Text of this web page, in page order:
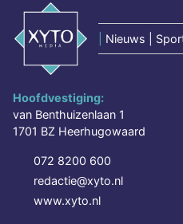
Nieuws |
Hoofdvestiging:
van Benthuizenlaan 1
1701 BZ Heerhugowaard
072 8200 600
redactie@xyto.nl
www.xyto.nl